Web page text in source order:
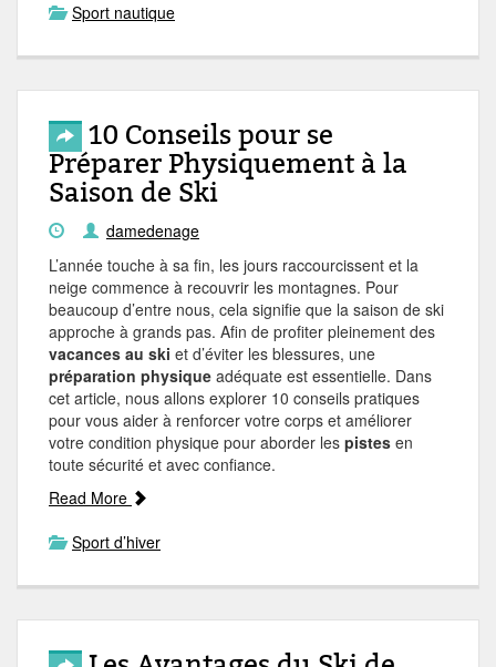
Sport nautique
10 Conseils pour se
Préparer Physiquement à la
Saison de Ski
damedenage
L’année touche à sa fin, les jours raccourcissent et la
neige commence à recouvrir les montagnes. Pour
beaucoup d’entre nous, cela signifie que la saison de ski
approche à grands pas. Afin de profiter pleinement des
vacances au ski et d’éviter les blessures, une
préparation physique adéquate est essentielle. Dans
cet article, nous allons explorer 10 conseils pratiques
pour vous aider à renforcer votre corps et améliorer
votre condition physique pour aborder les pistes en
toute sécurité et avec confiance.
Read More
Sport d’hiver